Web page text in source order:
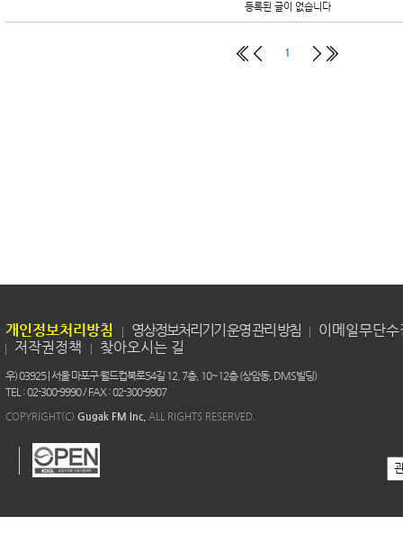
등록된 글이 없습니다
1
개인정보처리방침 영상정보처리기기 운영 관리 방침
이메일무단
저작권정책
찾아오시는 길
우) 03925 | 서울 마포구 월드컵북로54길 12, 7층, 10~12층 (상암동, DMS빌딩)
TEL : 02-300-9990 / FAX : 02-300-9907
COPYRIGHT(C) Gugak FM Inc. ALL RIGHTS RESERVED.